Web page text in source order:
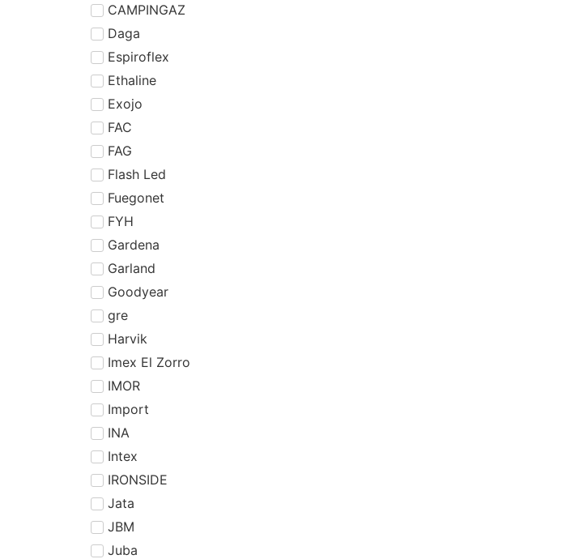
CAMPINGAZ
Daga
Espiroflex
Ethaline
Exojo
FAC
FAG
Flash Led
Fuegonet
FYH
Gardena
Garland
Goodyear
gre
Harvik
Imex El Zorro
IMOR
Import
INA
Intex
IRONSIDE
Jata
JBM
Juba